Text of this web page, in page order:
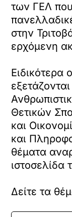
των ΓΕΛ
στην
ερχόμενη
Ειδικότερα
Θετικών
και
και
θέματα
ιστοσελίδα
Δείτε τα